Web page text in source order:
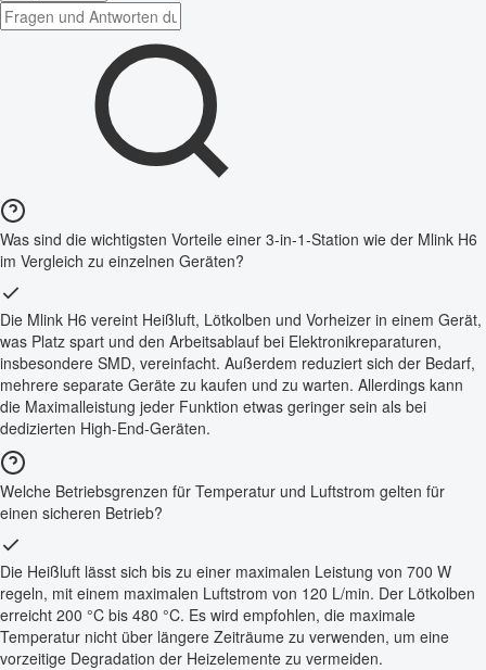
Was sind die wichtigsten Vorteile einer 3-in-1-Station wie der Mlink H6
im Vergleich zu einzelnen Geräten?
Die Mlink H6 vereint Heißluft, Lötkolben und Vorheizer in einem Gerät,
was Platz spart und den Arbeitsablauf bei Elektronikreparaturen,
insbesondere SMD, vereinfacht. Außerdem reduziert sich der Bedarf,
mehrere separate Geräte zu kaufen und zu warten. Allerdings kann
die Maximalleistung jeder Funktion etwas geringer sein als bei
dedizierten High-End-Geräten.
Welche Betriebsgrenzen für Temperatur und Luftstrom gelten für
einen sicheren Betrieb?
Die Heißluft lässt sich bis zu einer maximalen Leistung von 700 W
regeln, mit einem maximalen Luftstrom von 120 L/min. Der Lötkolben
erreicht 200 °C bis 480 °C. Es wird empfohlen, die maximale
Temperatur nicht über längere Zeiträume zu verwenden, um eine
vorzeitige Degradation der Heizelemente zu vermeiden.